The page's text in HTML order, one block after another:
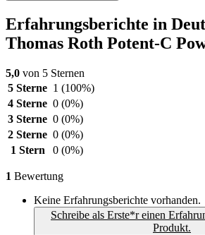
Erfahrungsberichte in
Thomas Roth Potent-C
5,0 von 5 Sternen
5 Sterne 1 (100%)
4 Sterne 0 (0%)
3 Sterne 0 (0%)
2 Sterne 0 (0%)
1 Stern
0 (0%)
1 Bewertung
Keine Erfahrungsberichte vorhanden.
Schreibe als Erste*r einen
Produkt.